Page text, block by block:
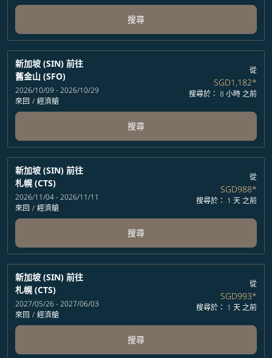
搜尋
新加坡 (SIN) 前往
舊金山 (SFO)
2026/10/09 - 2026/10/29
來回 / 經濟艙
從
SGD1,182*
搜尋於： 8 小時 之前
搜尋
新加坡 (SIN) 前往
札幌 (CTS)
2026/11/04 - 2026/11/11
來回 / 經濟艙
從
SGD988*
搜尋於： 1 天 之前
搜尋
新加坡 (SIN) 前往
札幌 (CTS)
2027/05/26 - 2027/06/03
來回 / 經濟艙
從
SGD993*
搜尋於： 1 天 之前
搜尋